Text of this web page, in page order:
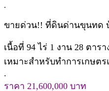
.
ขายด่วน!! ที่ดินด่านขุนทด
เนื้อที่ 94 ไร่ 1 งาน 28 ตารา
เหมาะสำหรับทำการเกษต
.
ราคา 21,600,000 บาท